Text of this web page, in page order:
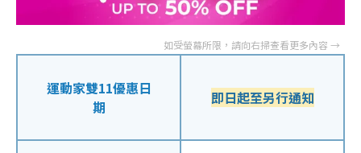
運動家雙11優惠日
期
即日起至另行通知